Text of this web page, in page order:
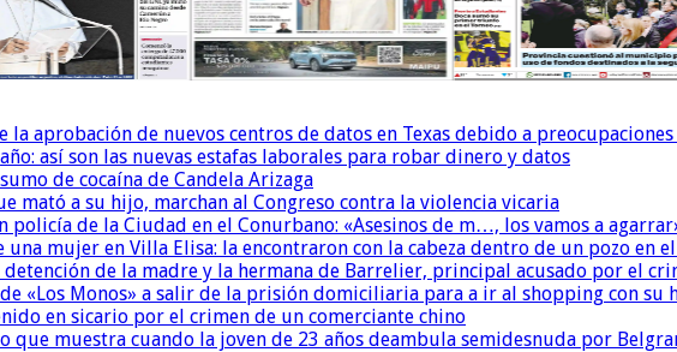
aprobación de nuevos centros de datos en Texas debido a
así son las nuevas estafas laborales para robar dinero y datos
de cocaína de Candela Arizaga
mató a su hijo, marchan al Congreso contra la violencia vicaria
policía de la Ciudad en el Conurbano: «Asesinos de m…, los vamos a
mujer en Villa Elisa: la encontraron con la cabeza dentro de un pozo en
de la madre y la hermana de Barrelier, principal acusado por el
«Los Monos» a salir de la prisión domiciliaria para a ir al shopping con
en sicario por el crimen de un comerciante chino
que muestra cuando la joven de 23 años deambula semidesnuda por